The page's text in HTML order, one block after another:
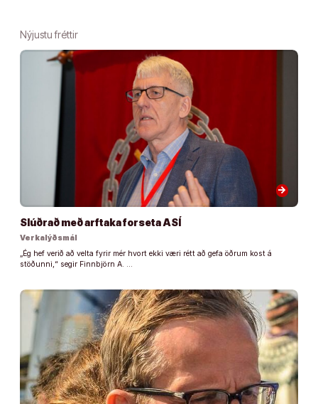
Nýjustu fréttir
arrow_forward
Slúðrað með arftaka forseta ASÍ
Verkalýðsmál
„Ég hef verið að velta fyrir mér hvort ekki væri rétt að gefa öðrum kost á
stöðunni,“ segir Finnbjörn A. …